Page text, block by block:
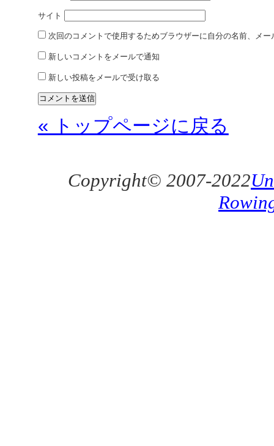
サイト
次回のコメントで使用するためブラウザーに自分の名前、メ
新しいコメントをメールで通知
新しい投稿をメールで受け取る
« トップページに戻る
Copyright© 2007-2022